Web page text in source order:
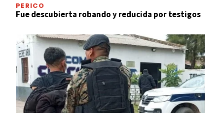
PERICO
Fue descubierta robando y reducida por testigos